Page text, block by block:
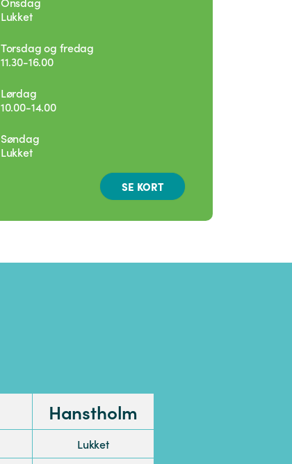
Lukket
Torsdag og fredag
11.30-16.00
Lørdag
10.00-14.00
Søndag
Lukket
SE KORT
Hanstholm
Lukket